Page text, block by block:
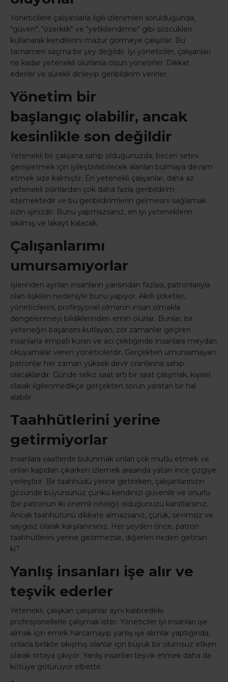
Yöneticilere çalışanlarla ilgili izlenimleri sorulduğunda,
"güven", "özerklik" ve "yetkilendirme" gibi sözcükleri
kullanarak kendilerini mazur görmeye çalışırlar. Bu
tamamen saçma bir şey değildir. İyi yöneticiler, çalışanları
ne kadar yetenekli olurlarsa olsun yönetirler. Dikkat
ederler ve sürekli dinleyip geribildirim verirler.
Yönetim bir
başlangıç olabilir, ancak
kesinlikle son değildir
Yetenekli bir çalışana sahip olduğunuzda, beceri setini
genişletmek için iyileştirilebilecek alanları bulmaya devam
etmek size kalmıştır. En yetenekli çalışanlar, daha az
yetenekli olanlardan çok daha fazla geribildirim
istemektedir ve bu geribildirimlerin gelmesini sağlamak
sizin işinizdir. Bunu yapmazsanız, en iyi yeteneklerin
sıkılmış ve lakayt kalacak.
Çalışanlarımı
umursamıyorlar
İşlerinden ayrılan insanların yarısından fazlası, patronlarıyla
olan ilişkileri nedeniyle bunu yapıyor. Akıllı şirketler,
yöneticilerini, profesyonel olmanın insan olmakla
dengelenmeyi bildiklerinden emin olurlar. Bunlar, bir
yeteneğin başarısını kutlayan, zor zamanlar geçiren
insanlarla empati kuran ve acı çektiğinde insanlara meydan
okuyamalar veren yöneticilerdir. Gerçekten umursamayan
patronlar her zaman yüksek devir oranlarına sahip
olacaklardır. Günde sekiz saat artı bir saat çalışmak, kişisel
olarak ilgilenmedikçe gerçekten sorun yaratan bir hal
alabilir.
Taahhütlerini yerine
getirmiyorlar
İnsanlara vaatlerde bulunmak onları çok mutlu etmek ve
onları kapıdan çıkarken izlemek arasında yatan ince çizgiye
yerleştirir. Bir taahhüdü yerine getirirken, çalışanlarınızın
gözünde büyürsünüz çünkü kendinizi güvenilir ve onurlu
(bir patronun iki önemli niteliği) olduğunuzu kanıtlarsınız.
Ancak taahhütünü dikkate almazsanız, çürük, sevimsiz ve
saygısız olarak karşılanırsınız. Her şeyden önce, patron
taahhütlerini yerine getirmezse, diğerleri neden getirsin
ki?
Yanlış insanları işe alır ve
teşvik ederler
Yetenekli, çalışkan çalışanlar aynı kalibredeki
profesyonellerle çalışmak ister. Yöneticiler iyi insanları işe
almak için emek harcamayıp yanlış işe alımlar yaptığında,
onlarla birlikte sıkışmış olanlar için büyük bir olumsuz etken
olarak ortaya çıkıyor. Yanlış insanları teşvik etmek daha da
kötüye götürüyor elbette.